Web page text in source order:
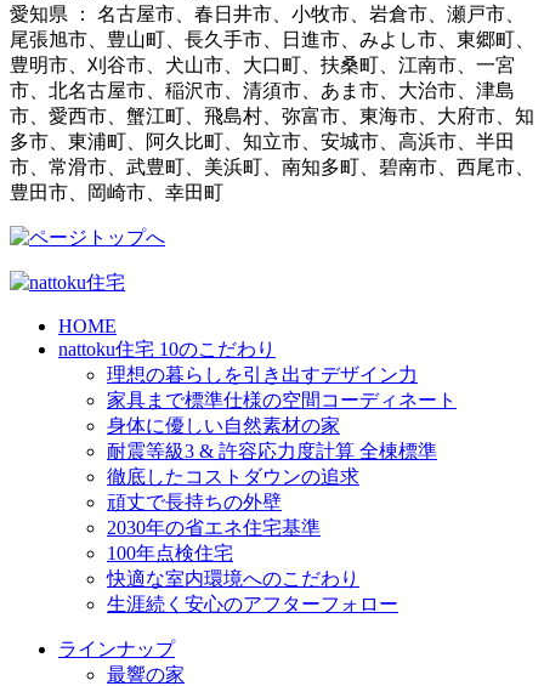
愛知県 ： 名古屋市、春日井市、小牧市、岩倉市、瀬戸市、
尾張旭市、豊山町、長久手市、日進市、みよし市、東郷町、
豊明市、刈谷市、犬山市、大口町、扶桑町、江南市、一宮
市、北名古屋市、稲沢市、清須市、あま市、大治市、津島
市、愛西市、蟹江町、飛島村、弥富市、東海市、大府市、知
多市、東浦町、阿久比町、知立市、安城市、高浜市、半田
市、常滑市、武豊町、美浜町、南知多町、碧南市、西尾市、
豊田市、岡崎市、幸田町
HOME
nattoku住宅 10のこだわり
理想の暮らしを引き出すデザイン力
家具まで標準仕様の空間コーディネート
身体に優しい自然素材の家
耐震等級3 & 許容応力度計算 全棟標準
徹底したコストダウンの追求
頑丈で長持ちの外壁
2030年の省エネ住宅基準
100年点検住宅
快適な室内環境へのこだわり
生涯続く安心のアフターフォロー
ラインナップ
最響の家